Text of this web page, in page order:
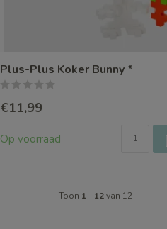
Plus-Plus Koker Bunny *
€11,99
Op voorraad
Toon 1 - 12van 12